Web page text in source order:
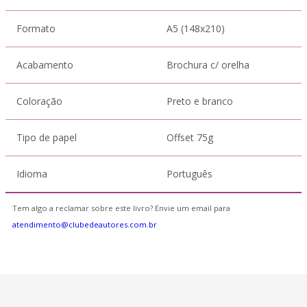
Formato A5 (148x210)
Acabamento Brochura c/ orelha
Coloração Preto e branco
Tipo de papel Offset 75g
Idioma Português
Tem algo a reclamar sobre este livro? Envie um email para
atendimento@clubedeautores.com.br